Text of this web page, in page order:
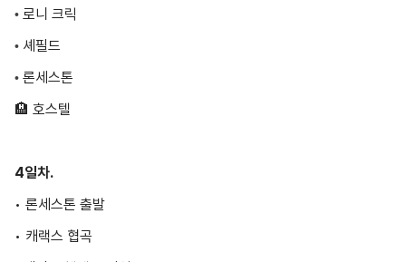
• 론세스톤
🏨호스텔
4일차.
• 캐랙스 협곡
• 세인트 헬렌스 점심
• 라라푸나, 베이 오브 파이어스 산책